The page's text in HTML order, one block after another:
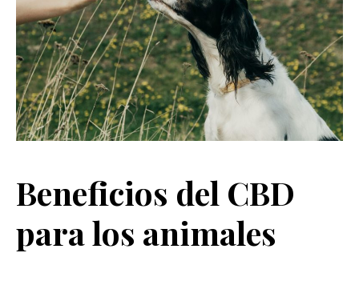
Beneficios del CBD
para los animales